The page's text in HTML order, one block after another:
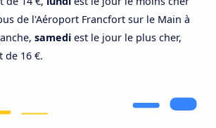
de l'Aéroport Francfort sur le Main à
samedi est le jour le plus cher,
de 16 €.